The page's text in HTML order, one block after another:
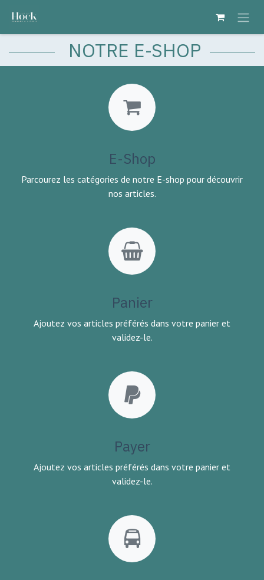
NOTRE E-SHOP
E-Shop
Parcourez les catégories de notre E-shop pour découvrir
nos articles.
Panier
Ajoutez vos articles préférés dans votre panier et
validez-le.
Payer
Ajoutez vos articles préférés dans votre panier et
validez-le.